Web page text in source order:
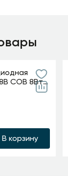
COB 8Вт/
20D220
В корзину